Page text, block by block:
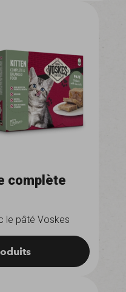
complète
le pâté Voskes